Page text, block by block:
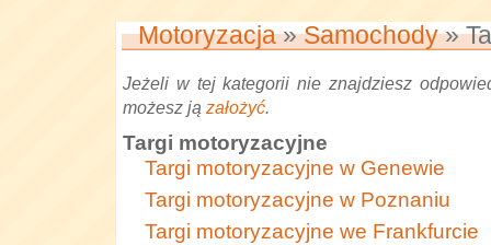
Motoryzacja»Samochody»
Jeżeli w tej kategorii nie znajdziesz
możesz ją założyć.
Targi motoryzacyjne
Targi motoryzacyjne w Genewie
Targi motoryzacyjne w Poznaniu
Targi motoryzacyjne we Frankfurcie